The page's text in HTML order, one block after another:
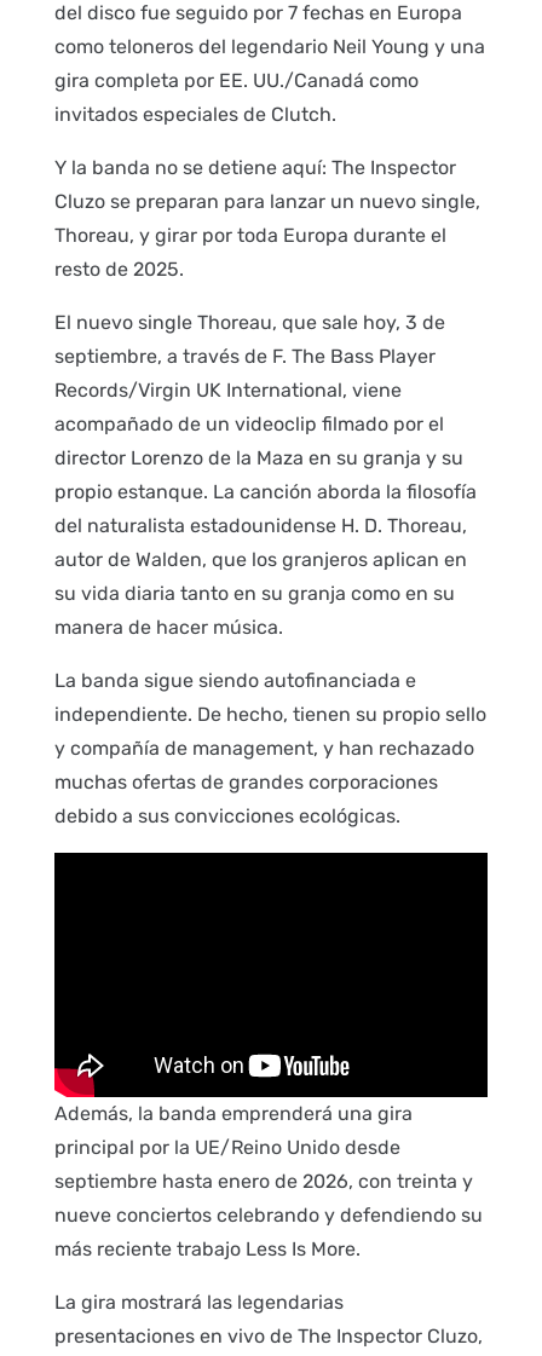
del disco fue seguido por 7 fechas en Europa
como teloneros del legendario Neil Young y una
gira completa por EE. UU./Canadá como
invitados especiales de Clutch.
Y la banda no se detiene aquí: The Inspector
Cluzo se preparan para lanzar un nuevo single,
Thoreau, y girar por toda Europa durante el
resto de 2025.
El nuevo single Thoreau, que sale hoy, 3 de
septiembre, a través de F. The Bass Player
Records/Virgin UK International, viene
acompañado de un videoclip filmado por el
director Lorenzo de la Maza en su granja y su
propio estanque. La canción aborda la filosofía
del naturalista estadounidense H. D. Thoreau,
autor de Walden, que los granjeros aplican en
su vida diaria tanto en su granja como en su
manera de hacer música.
La banda sigue siendo autofinanciada e
independiente. De hecho, tienen su propio sello
y compañía de management, y han rechazado
muchas ofertas de grandes corporaciones
debido a sus convicciones ecológicas.
Además, la banda emprenderá una gira
principal por la UE/Reino Unido desde
septiembre hasta enero de 2026, con treinta y
nueve conciertos celebrando y defendiendo su
más reciente trabajo Less Is More.
La gira mostrará las legendarias
presentaciones en vivo de The Inspector Cluzo,